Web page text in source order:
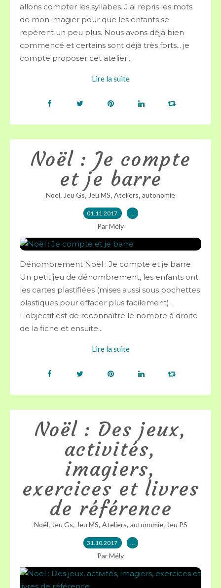
allons compter les syllabes. J'ai repris les mots
de mon imagier pour que les enfants se
repèrent un peu plus. Nous avons déjà bien
commencé et certains sont déjà très forts... je
compte proposer cet atelier...
Lire la suite
Noël : Je compte
et je barre
Noël, Jeu Gs, Jeu MS, Ateliers, autonomie
01.11.2017 …
Par Mély
Dénombrement Noël : Je compte et je barre
Un petit jeu de dénombrement, les enfants ont
les cartes plastifiées (mises aussi sous pochettes
plastiques pour effacer plus facilement).
L'objectif est de reconnaître le nombre à droite
de la fiche et ensuite...
Lire la suite
Noël : Des jeux,
activités,
imagiers,
exercices et livres
de référence
Noël, Jeu Gs, Jeu MS, Ateliers, autonomie, Jeu PS
31.10.2017 …
Par Mély